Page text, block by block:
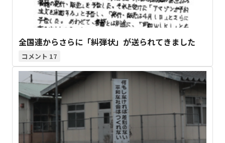
全国連からさらに「糾弾状」が送られてきました
17